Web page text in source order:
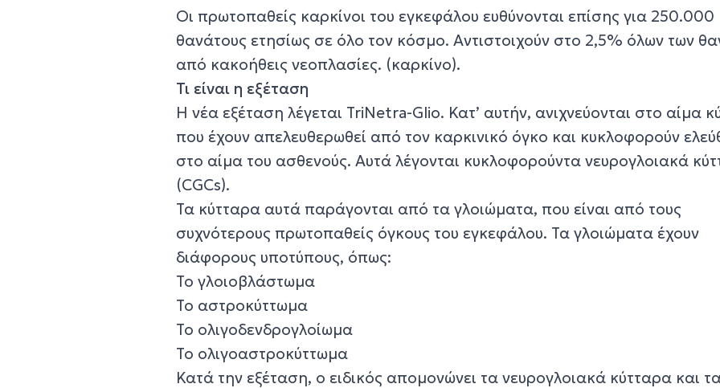
Οι πρωτοπαθείς καρκίνοι του εγκεφάλου ευθύνονται επίσης για 250.000
θανάτους ετησίως σε όλο τον κόσμο. Αντιστοιχούν στο 2,5% όλων των
από κακοήθεις νεοπλασίες. (καρκίνο).
Τι είναι η εξέταση
Η νέα εξέταση λέγεται TriNetra-Glio. Κατ’ αυτήν, ανιχνεύονται στο αίμα
που έχουν απελευθερωθεί από τον καρκινικό όγκο και κυκλοφορούν
στο αίμα του ασθενούς. Αυτά λέγονται κυκλοφορούντα νευρογλοιακά
(CGCs).
Τα κύτταρα αυτά παράγονται από τα γλοιώματα, που είναι από τους
συχνότερους πρωτοπαθείς όγκους του εγκεφάλου. Τα γλοιώματα έχουν
διάφορους υποτύπους, όπως:
Το γλοιοβλάστωμα
Το αστροκύττωμα
Το ολιγοδενδρογλοίωμα
Το ολιγοαστροκύττωμα
Κατά την εξέταση, ο ειδικός απομονώνει τα νευρογλοιακά κύτταρα και